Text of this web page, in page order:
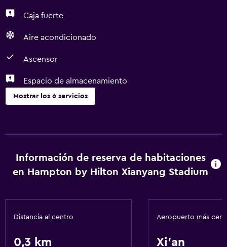
Caja fuerte
Aire acondicionado
Ascensor
Espacio de almacenamiento
Mostrar los 6 servicios
Aire acondicionado
Espacio de almacenamiento
Información de reserva de habitaciones
en Hampton by Hilton Xianyang Stadium
Distancia al centro
0,3 km
Aeropuerto más
Xi'an